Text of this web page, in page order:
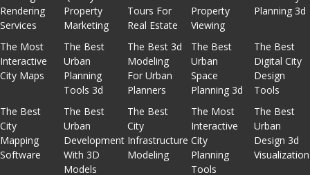
Rendering
Services
Property
Marketing
Tours For
Real Estate
Property
Viewing
Planning 3d
The Most
Interactive
City Maps
The Best
Urban
Planning
Tools 3d
The Best 3d
Modeling
For Urban
Planners
The Best
Urban
Space
Planning 3d
The Best
Digital City
Design
Tools
The Best
City
Mapping
Software
The Best
Urban
Development
With 3D
Models
The Best
City
Infrastructure
Modeling
The Most
Interactive
City
Planning
Tools
The Best
Urban
Design 3d
Visualization